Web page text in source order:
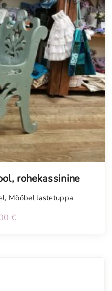
rohekassinine
, Mööbel lastetuppa
€